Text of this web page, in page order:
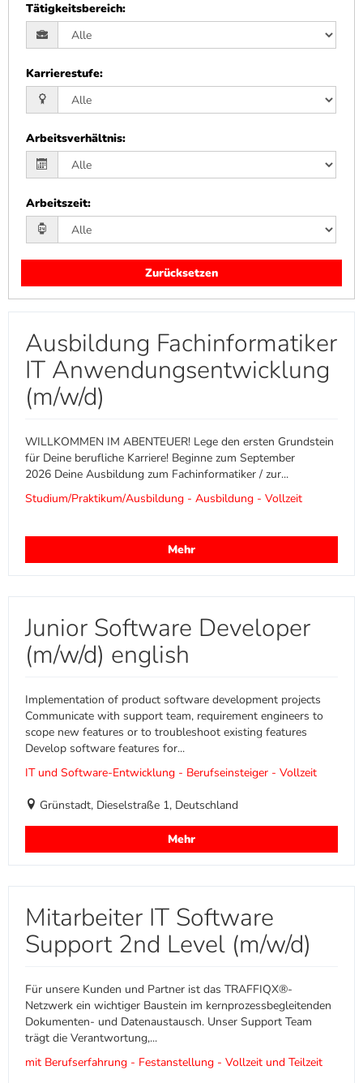
Tätigkeitsbereich:
Karrierestufe:
Arbeitsverhältnis:
Arbeitszeit:
Zurücksetzen
Ausbildung Fachinformatiker
IT Anwendungsentwicklung
(m/w/d)
WILLKOMMEN IM ABENTEUER! Lege den ersten Grundstein
für Deine berufliche Karriere! Beginne zum September
2026 Deine Ausbildung zum Fachinformatiker / zur...
Studium/Praktikum/Ausbildung - Ausbildung - Vollzeit
Mehr
Junior Software Developer
(m/w/d) english
Implementation of product software development projects
Communicate with support team, requirement engineers to
scope new features or to troubleshoot existing features
Develop software features for...
IT und Software-Entwicklung - Berufseinsteiger - Vollzeit
Grünstadt, Dieselstraße 1, Deutschland
Mehr
Mitarbeiter IT Software
Support 2nd Level (m/w/d)
Für unsere Kunden und Partner ist das TRAFFIQX®-
Netzwerk ein wichtiger Baustein im kernprozessbegleitenden
Dokumenten- und Datenaustausch. Unser Support Team
trägt die Verantwortung,...
mit Berufserfahrung - Festanstellung - Vollzeit und Teilzeit